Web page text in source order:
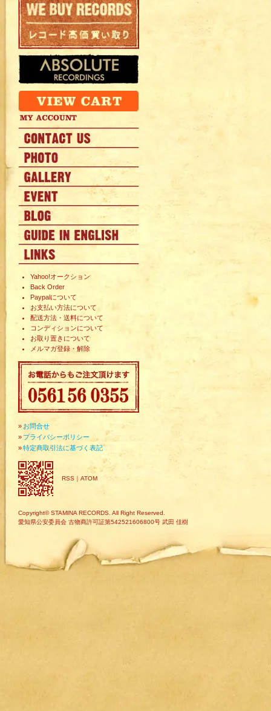
Yahoo!オークション
Back Order
Paypalについて
お支払い方法について
配送方法・送料について
コンディションについて
お取り置きについて
メルマガ登録・解除
» お問合せ
» プライバシーポリシー
»特定商取引法に基づく表記
RSS ｜ ATOM
Copyright© STAMINA RECORDS. All Right Reserved.
愛知県公安委員会 古物商許可証第542521606800号 武田 佳樹